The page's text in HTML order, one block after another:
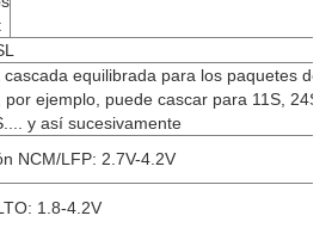
equilibrada para los paquetes de
ejemplo, puede cascar para 11S, 24S,
y así sucesivamente
NCM/LFP: 2.7V-4.2V
1.8-4.2V